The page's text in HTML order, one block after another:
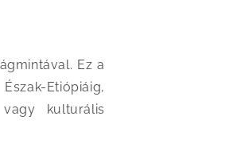
Ez a
Etiópiáig,
kulturális